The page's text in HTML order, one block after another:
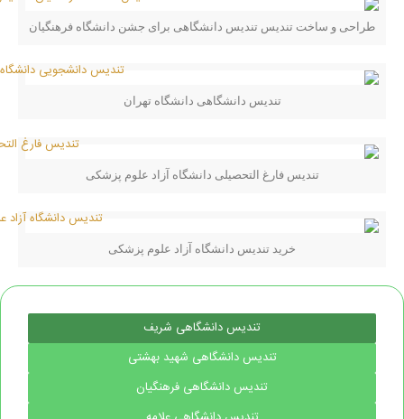
طراحی و ساخت تندیس تندیس دانشگاهی برای جشن دانشگاه فرهنگیان
تندیس دانشگاهی دانشگاه تهران
تندیس فارغ التحصیلی دانشگاه آزاد علوم پزشکی
خرید تندیس دانشگاه آزاد علوم پزشکی
تندیس دانشگاهی شریف
تندیس دانشگاهی شهید بهشتی
تندیس دانشگاهی فرهنگیان